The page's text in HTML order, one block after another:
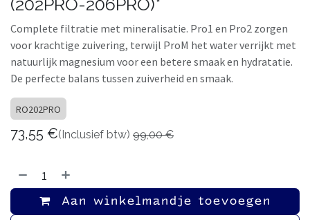
Complete filtratie met mineralisatie. Pro1 en Pro2 zorgen
voor krachtige zuivering, terwijl ProM het water verrijkt met
natuurlijk magnesium voor een betere smaak en hydratatie.
De perfecte balans tussen zuiverheid en smaak.
RO202PRO
73,55 €(Inclusief btw) 99,00€
Aan winkelmandje toevoegen